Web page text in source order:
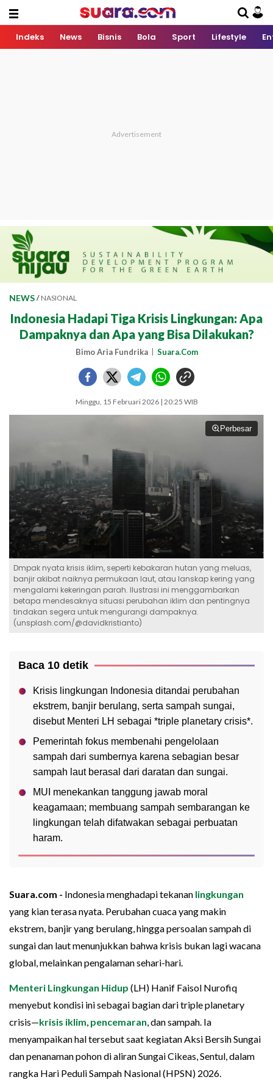
Indeks News Bisnis Bola Sport Lifestyle
NEWS / NASIONAL
Indonesia Hadapi Tiga Krisis Lingkungan: Apa
Dampaknya dan Apa yang Bisa Dilakukan?
Bimo Aria Fundrika Suara.Com
Minggu, 15 Februari 2026 | 20:25 WIB
Perbesar
Dmpak nyata krisis iklim, seperti kebakaran hutan yang meluas,
banjir akibat naiknya permukaan laut, atau lanskap kering yang
mengalami kekeringan parah. Ilustrasi ini menggambarkan
betapa mendesaknya situasi perubahan iklim dan pentingnya
tindakan segera untuk mengurangi dampaknya.
(unsplash.com/@davidkristianto)
Baca 10 detik
Krisis lingkungan Indonesia ditandai perubahan
ekstrem, banjir berulang, serta sampah sungai,
disebut Menteri LH sebagai *triple planetary crisis*.
Pemerintah fokus membenahi pengelolaan
sampah dari sumbernya karena sebagian besar
sampah laut berasal dari daratan dan sungai.
MUI menekankan tanggung jawab moral
keagamaan; membuang sampah sembarangan ke
lingkungan telah difatwakan sebagai perbuatan
haram.
Suara.com - Indonesia menghadapi tekanan lingkungan
yang kian terasa nyata. Perubahan cuaca yang makin
ekstrem, banjir yang berulang, hingga persoalan sampah di
sungai dan laut menunjukkan bahwa krisis bukan lagi wacana
global, melainkan pengalaman sehari-hari.
Menteri Lingkungan Hidup (LH) Hanif Faisol Nurofiq
menyebut kondisi ini sebagai bagian dari triple planetary
crisis—krisis iklim pencemaran , dan sampah. Ia
menyampaikan hal tersebut saat kegiatan Aksi Bersih Sungai
dan penanaman pohon di aliran Sungai Cikeas, Sentul, dalam
rangka Hari Peduli Sampah Nasional (HPSN) 2026.